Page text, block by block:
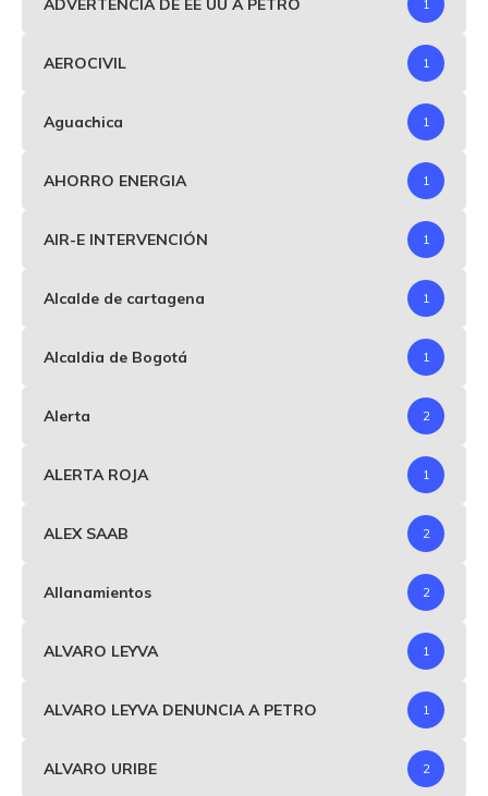
ADVERTENCIA DE EE UU A PETRO 1
AEROCIVIL 1
Aguachica 1
AHORRO ENERGIA 1
AIR-E INTERVENCIÓN 1
Alcalde de cartagena 1
Alcaldia de Bogotá 1
Alerta 2
ALERTA ROJA 1
ALEX SAAB 2
Allanamientos 2
ALVARO LEYVA 1
ALVARO LEYVA DENUNCIA A PETRO 1
ALVARO URIBE 2